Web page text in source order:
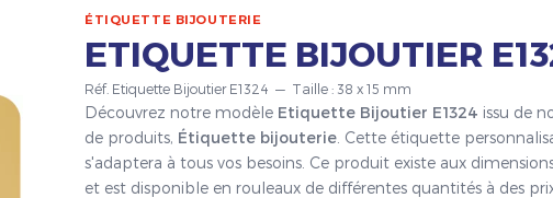
ÉTIQUETTE BIJOUTERIE
ETIQUETTE BIJOUTIER
Réf. Etiquette Bijoutier E1324 — Taille : 38 x 15 mm
Découvrez notre modèle Etiquette Bijoutier E1324 issu de
de produits, Étiquette bijouterie . Cette étiquette
s'adaptera à tous vos besoins. Ce produit existe aux
et est disponible en rouleaux de différentes quantités à des